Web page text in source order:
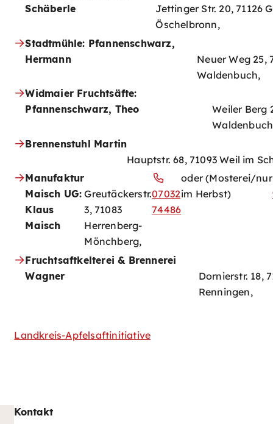
Schäberle
Jettinger Str. 20, 71126
Öschelbronn,
Stadtmühle: Pfannenschwarz,
Hermann
Neuer Weg 25,
Waldenbuch,
Widmaier Fruchtsäfte:
Pfannenschwarz, Theo
Weiler Berg
Brennenstuhl Martin
Hauptstr. 68, 71093 Weil im
Manufaktur
Maisch UG:
Klaus
Maisch
Greutäckerstr.
3, 71083
Herrenberg-
Mönchberg,
07032
74486
oder (Mosterei/nur
im Herbst)
Fruchtsaftkelterei & Brennerei
Wagner
Dornierstr. 18,
Renningen,
Landkreis-Apfelsaftinitiative
Kontakt